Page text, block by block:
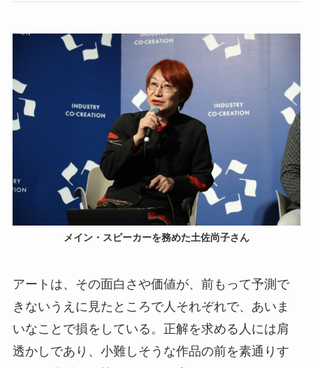
メイン・スピーカーを務めた土佐尚子さん
アートは、その面白さや価値が、前もって予測で
きないうえに見たところで人それぞれで、あいま
いなことで損をしている。正解を求める人には肩
透かしであり、小難しそうな作品の前を素通りす